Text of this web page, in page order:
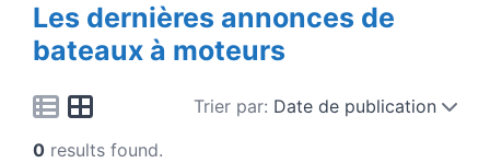
Les dernières annonces de
bateaux à moteurs
Trier par: Date de publication
0 results found.